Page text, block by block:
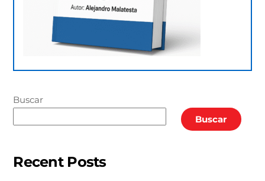
Buscar
Buscar
Recent Posts